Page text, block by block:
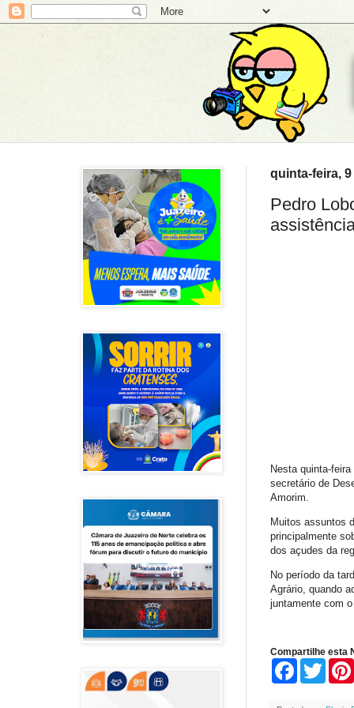
quinta-feira,
Pedro
Nesta quinta-
secretário de
Amorim.
Muitos assuntos
principalmente
dos açudes da
No período da
Agrário, quando
juntamente com
Compartilhe esta
w